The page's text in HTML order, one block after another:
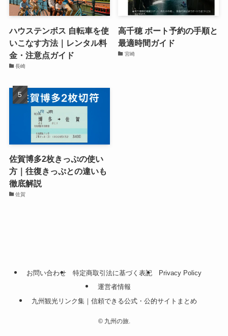
ハウステンボス 自転車を使
いこなす方法｜レンタル料
金・注意点ガイド
長崎
高千穂 ボート予約の手順と
最適時間ガイド
宮崎
佐賀博多2枚きっぷの使い
方｜往復きっぷとの違いも
徹底解説
佐賀
お問い合わせ 特定商取引法に基づく表記
Privacy Policy
運営者情報
九州観光リンク集｜信頼できる公式・公的サイトまとめ
©九州の旅.